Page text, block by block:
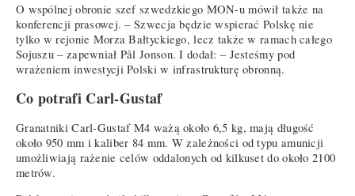
O wspólnej obronie szef szwedzkiego MON-u mówił także na
konferencji prasowej. – Szwecja będzie wspierać Polskę nie
tylko w rejonie Morza Bałtyckiego, lecz także w ramach całego
Sojuszu – zapewniał Pål Jonson. I dodał: – Jesteśmy pod
wrażeniem inwestycji Polski w infrastrukturę obronną.
Co potrafi Carl-Gustaf
Granatniki Carl-Gustaf M4 ważą około 6,5 kg, mają długość
około 950 mm i kaliber 84 mm. W zależności od typu amunicji
umożliwiają rażenie celów oddalonych od kilkuset do około 2100
metrów.